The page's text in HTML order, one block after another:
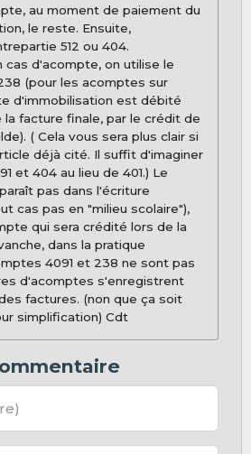
au moment de paiement du
le reste. Ensuite,
512 ou 404.
cas d'acompte, on utilise le
(pour les acomptes sur
d'immobilisation est débité
la facture finale, par le crédit de
( Cela vous sera plus clair si
déjà cité. Il suffit d'imaginer
et 404 au lieu de 401.) Le
pas dans l'écriture
cas pas en "milieu scolaire"),
qui sera crédité lors de la
dans la pratique
4091 et 238 ne sont pas
d'acomptes s'enregistrent
factures. (non que ça soit
simplification) Cdt